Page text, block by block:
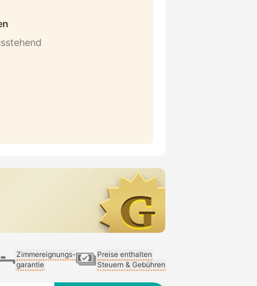
Zimmereignungs-
garantie
Preise enthalten
Steuern & Gebühren